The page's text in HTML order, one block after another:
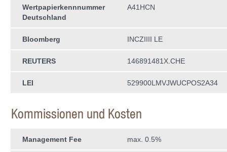
Wertpapierkenn­nummer
Deutschland
A41HCN
Bloomberg INCZIIII LE
REUTERS 146891481X.CHE
LEI 529900LMVJWUCPOS2A34
Kommissionen und Kosten
Management Fee max. 0.5%